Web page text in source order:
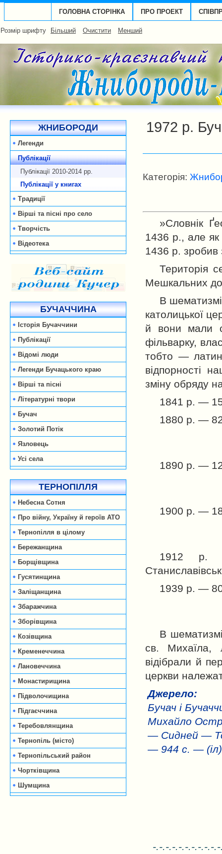
ГОЛОВНА СТОРІНКА ПРО ПРОЕКТ
Розмір шрифту Більший Очистити Менший
ЖНИБОРОДИ
Легенди
Публікації
Публікації 2010-2014 рp.
Публікації у книгах
Традиції
Вірші та пісні про село
Творчість
Відеотека
БУЧАЧЧИНА
Історія Бучаччини
Публікації
Відомі люди
Легенди Бучацького краю
Вірші та пісні
Літературні твори
Бучач
Золотий Потік
Язловець
Усі села
ТЕРНОПІЛЛЯ
Небесна Сотня
Про війну, Україну й героїв АТО
Тернопілля в цілому
Бережанщина
Борщівщина
Гусятинщина
Заліщанщина
Збаражчина
Зборівщина
Козівщина
Кременеччина
Лановеччина
Монастирищина
Підволочищина
Підгаєччина
Теребовлянщина
Тернопіль (місто)
Тернопільський район
Чортківщина
Шумщина
1972 р.
Категорія:
»Словнік
1436 р., але як
1436 р. зробив
Територія
Мешкальних
В
католицької
й вони мали
фільварку,
тобто —
відпорності
зміну обряду
1841 р. —
1880 р. — 82
1890 р. —
1900 р. —
1912 р.
1939 р. — 80
В
св. Михаїла,
відібрали й
церкви
Джерело:
Бучач і
Михайло
— Сидней —
— 944 с. —
-.-.-.-.-.-.-.-.-.-